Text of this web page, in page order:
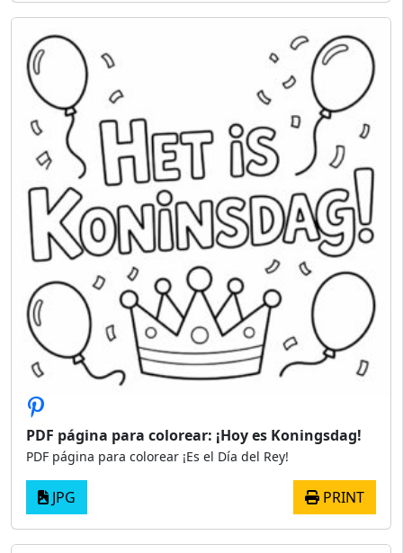
PDF página para colorear: ¡Hoy es Koningsdag!
PDF página para colorear ¡Es el Día del Rey!
JPG PRINT